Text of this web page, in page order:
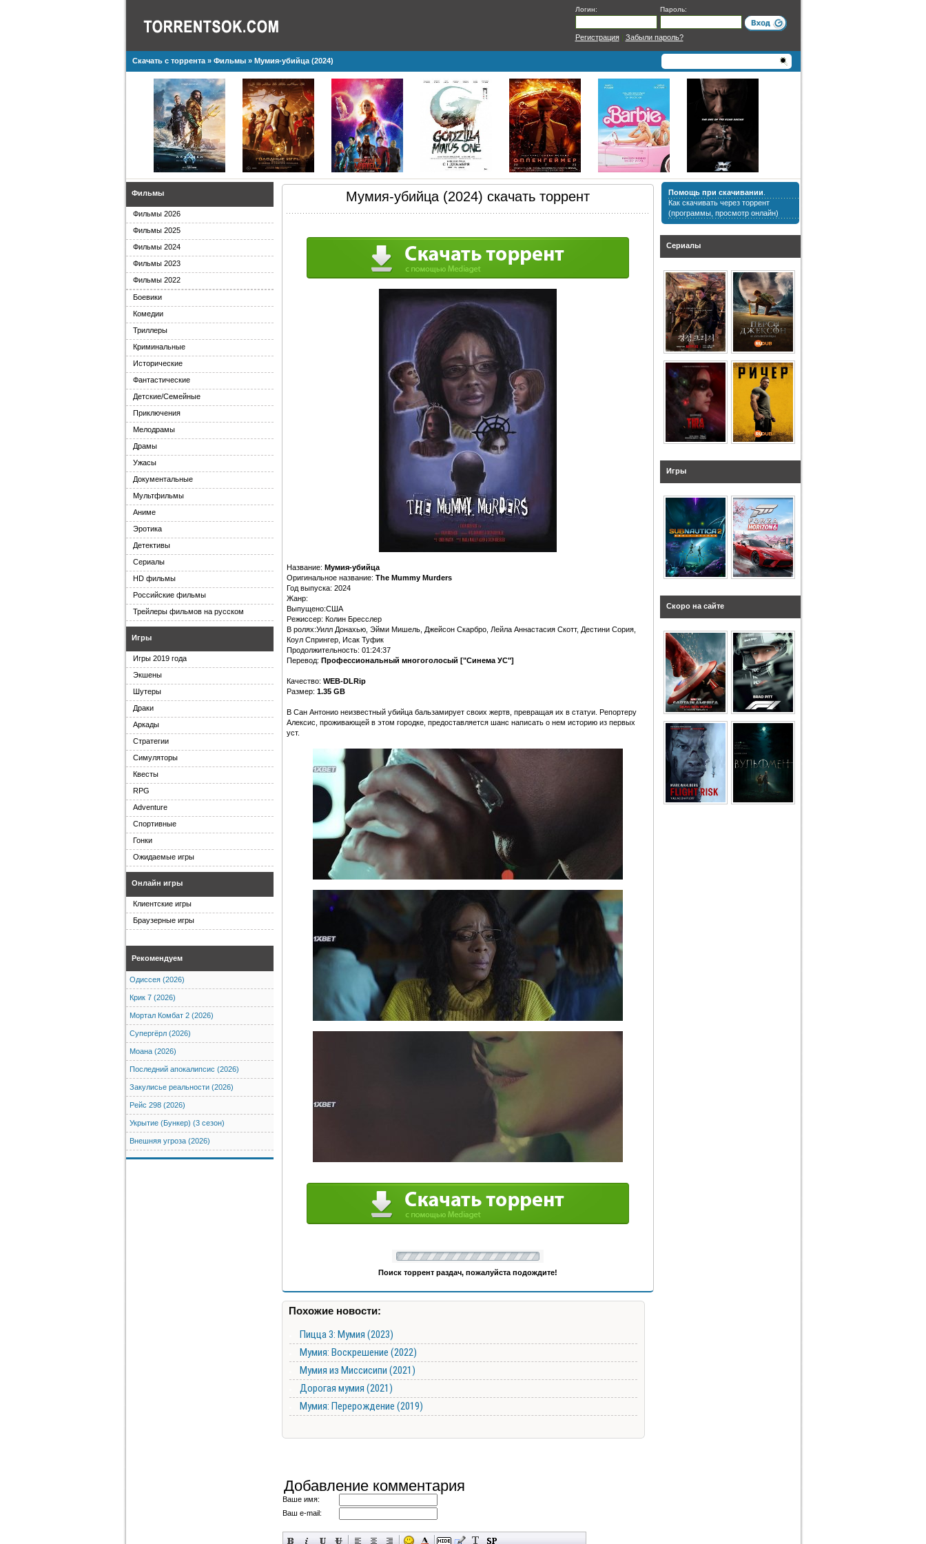
Логин: Пароль:
Регистрация| Забыли пароль?
Скачать с торрента» Фильмы» Мумия-убийца (2024)
Помощь при скачивании
Как скачивать через торрент
(программы, просмотр онлайн)
Сериалы
Игры
Скоро на сайте
Мумия-убийца (2024) скачать торрент
Название: Мумия-убийца
Оригинальное название: The Mummy Murders
Год выпуска: 2024
Жанр:
Выпущено:США
Режиссер: Колин Бресслер
В ролях:Уилл Донахью, Эйми Мишель, Джейсон Скарбро, Лейла Аннастасия Скотт, Дестини Сория,
Коул Спрингер, Исак Туфик
Продолжительность: 01:24:37
Перевод: Профессиональный многоголосый ["Синема УС"]
Качество: WEB-DLRip
Размер: 1.35 GB
В Сан Антонио неизвестный убийца бальзамирует своих жертв, превращая их в статуи. Репортеру
Алексис, проживающей в этом городке, предоставляется шанс написать о нем историю из первых
уст.
Поиск торрент раздач, пожалуйста подождите!
Похожие новости:
Пицца 3: Мумия (2023)
Мумия: Воскрешение (2022)
Мумия из Миссисипи (2021)
Дорогая мумия (2021)
Мумия: Перерождение (2019)
Добавление комментария
Ваше имя:
Ваш e-mail:
Фильмы
Фильмы 2026
Фильмы 2025
Фильмы 2024
Фильмы 2023
Фильмы 2022
Боевики
Комедии
Триллеры
Криминальные
Исторические
Фантастические
Детские/Семейные
Приключения
Мелодрамы
Драмы
Ужасы
Документальные
Мультфильмы
Аниме
Эротика
Детективы
Сериалы
HD фильмы
Российские фильмы
Трейлеры фильмов на русском
Игры
Игры 2019 года
Экшены
Шутеры
Драки
Аркады
Стратегии
Симуляторы
Квесты
RPG
Adventure
Спортивные
Гонки
Ожидаемые игры
Онлайн игры
Клиентские игры
Браузерные игры
Рекомендуем
Одиссея (2026)
Крик 7 (2026)
Мортал Комбат 2 (2026)
Супергёрл (2026)
Моана (2026)
Последний апокалипсис (2026)
Закулисье реальности (2026)
Рейс 298 (2026)
Укрытие (Бункер) (3 сезон)
Внешняя угроза (2026)